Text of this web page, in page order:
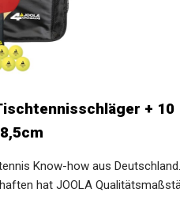
+ 10
Know-how aus